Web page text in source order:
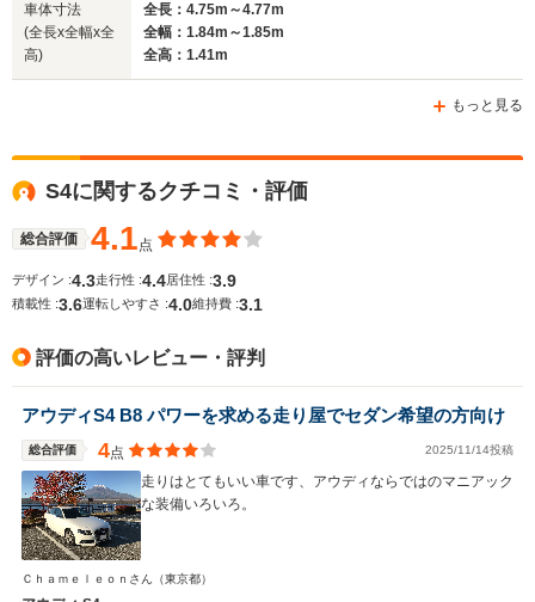
WLTCモード
燃費
10.4km/L
13.9km/L
15.1km/L
8.7km/L
車体寸法
(全長x全幅x全
高)
全長：4.75m～4.77m
全幅：1.84m～1.85m
全高：1.41m
もっと見る
S4に関するクチコミ・評価
総合評価 4.1点
デザイン :4.3走行性 :4.4 居住性 :3.9
積載性 :3.6運転しやすさ :4.0維持費 :3.1
評価の高いレビュー・評判
アウディS4 B8 パワーを求める走り屋でセダン希望の方向け
総合評価 4点 2025/11/14投稿
走りはとてもいい車です、アウディならではのマニアック
な装備いろいろ。
Ｃｈａｍｅｌｅｏｎさん （東京都）